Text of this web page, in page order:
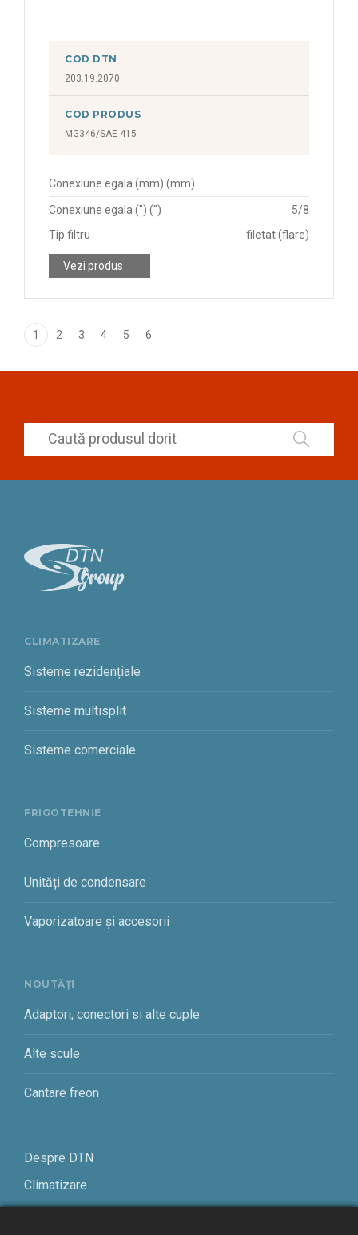
COD DTN
203.19.2070
COD PRODUS
MG346/SAE 415
Conexiune egala (mm) (mm)
Conexiune egala (") (")
5/8
Tip filtru
filetat (flare)
Vezi produs
1 2 3 4 5 6
CLIMATIZARE
Sisteme rezidențiale
Sisteme multisplit
Sisteme comerciale
FRIGOTEHNIE
Compresoare
Unități de condensare
Vaporizatoare și accesorii
NOUTĂȚI
Adaptori, conectori si alte cuple
Alte scule
Cantare freon
Despre DTN
Climatizare